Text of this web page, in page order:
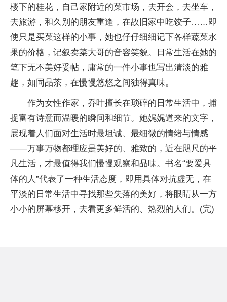
楼下的桂花，自己家附近的菜市场，去开会，去坐车，
去旅游，和久别的朋友重逢，在故旧家中吃饺子……即
使只是买菜这样的小事，她也仔仔细细记下各样蔬菜水
果的价格，记叙卖菜大哥的音容笑貌。日常生活在她的
笔下无不美好妥帖，庸常的一件小事也写出清淡的雅
趣，如同品茶，在慢慢悠悠之间独得真味。
作为女性作家，乔叶擅长在琐碎的日常生活中，捕
捉富有诗意而温暖的瞬间和细节。她娓娓道来的文字，
展现着人们面对生活时最坦诚、最细微的情绪与情感
——万事万物都理应是美好的、雅致的，近在咫尺的平
凡生活，才最值得我们慢慢观察和品味。书名“要爱具
体的人”代表了一种生活态度，即用具体对抗虚无，在
平淡的日常生活中寻找那些失落的美好，将眼睛从一方
小小的屏幕移开，去看更多鲜活的、热烈的人们。(完)